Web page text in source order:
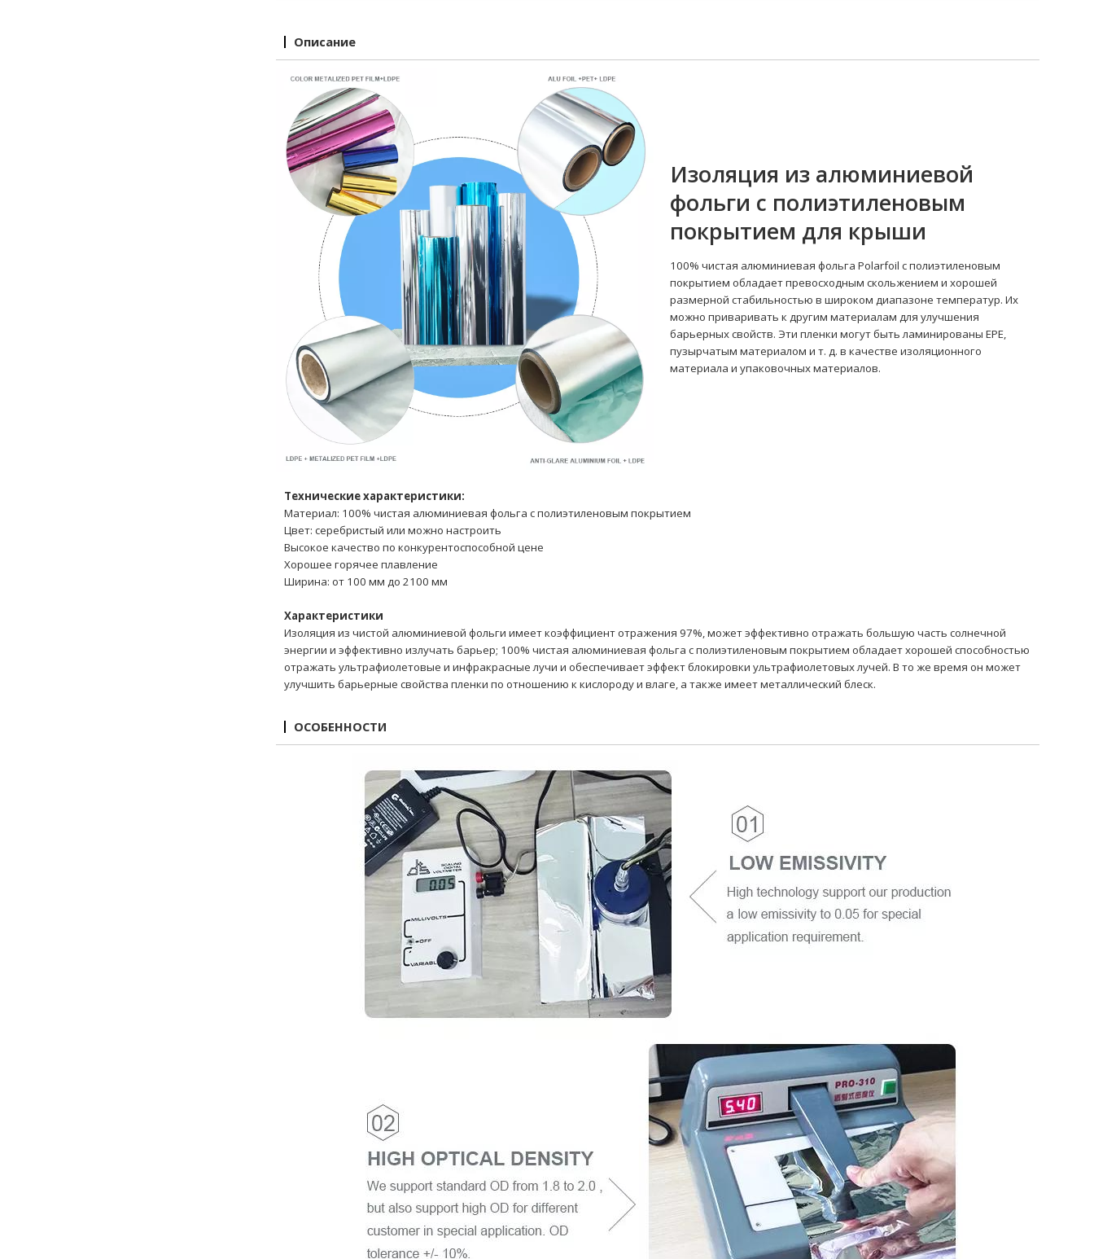
Описание
Изоляция из алюминиевой
фольги с полиэтиленовым
покрытием для крыши
100% чистая алюминиевая фольга Polarfoil с полиэтиленовым
покрытием обладает превосходным скольжением и хорошей
размерной стабильностью в широком диапазоне температур. Их
можно приваривать к другим материалам для улучшения
барьерных свойств. Эти пленки могут быть ламинированы EPE,
пузырчатым материалом и т. д. в качестве изоляционного
материала и упаковочных материалов.
Технические характеристики:
Материал: 100% чистая алюминиевая фольга с полиэтиленовым покрытием
Цвет: серебристый или можно настроить
Высокое качество по конкурентоспособной цене
Хорошее горячее плавление
Ширина: от 100 мм до 2100 мм
Характеристики
Изоляция из чистой алюминиевой фольги имеет коэффициент отражения 97%, может эффективно отражать большую часть солнечной
энергии и эффективно излучать барьер; 100% чистая алюминиевая фольга с полиэтиленовым покрытием обладает хорошей способностью
отражать ультрафиолетовые и инфракрасные лучи и обеспечивает эффект блокировки ультрафиолетовых лучей. В то же время он может
улучшить барьерные свойства пленки по отношению к кислороду и влаге, а также имеет металлический блеск.
ОСОБЕННОСТИ